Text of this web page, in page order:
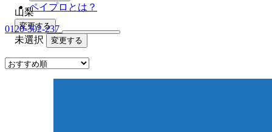
ペイプロとは？
0120-302-237
山梨
変更する
未選択 変更する